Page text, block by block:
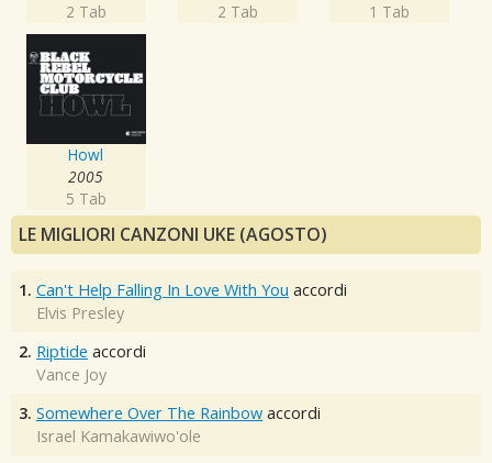
2 Tab
2 Tab
1 Tab
Howl
2005
5 Tab
LE MIGLIORI CANZONI UKE (AGOSTO)
1. Can't Help Falling In Love With You accordi
Elvis Presley
2. Riptide accordi
Vance Joy
3. Somewhere Over The Rainbow accordi
Israel Kamakawiwo'ole